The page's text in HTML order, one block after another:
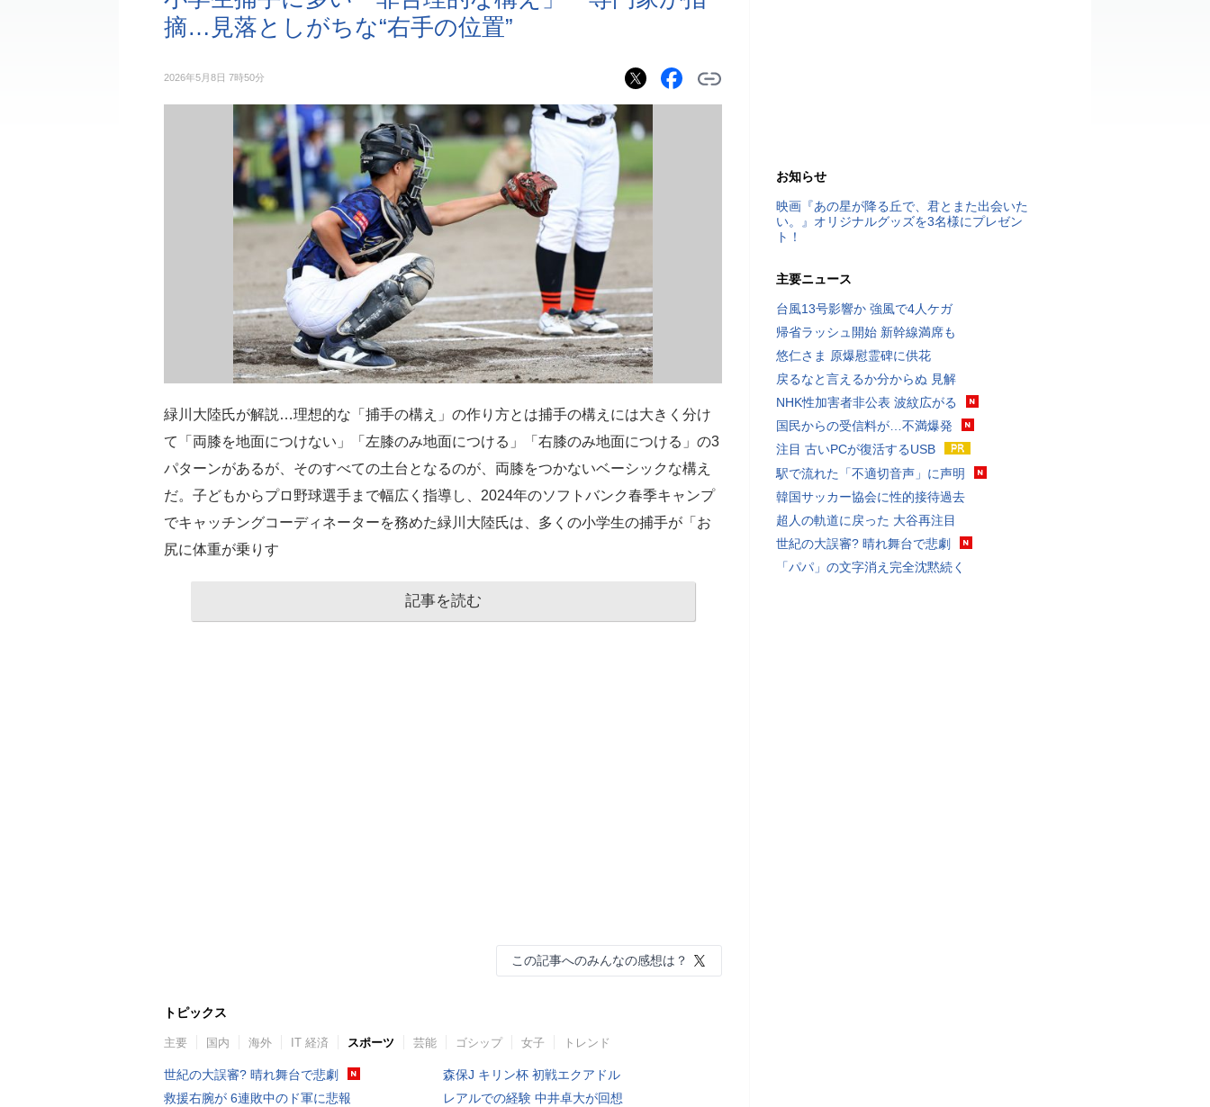
摘…見落としがちな“右手の位置”
2026年5月8日 7時50分
緑川大陸氏が解説…理想的な「捕手の構え」の作り方とは捕手の構えには大きく分け
て「両膝を地面につけない」「左膝のみ地面につける」「右膝のみ地面につける」の3
パターンがあるが、そのすべての土台となるのが、両膝をつかないベーシックな構え
だ。子どもからプロ野球選手まで幅広く指導し、2024年のソフトバンク春季キャンプ
でキャッチングコーディネーターを務めた緑川大陸氏は、多くの小学生の捕手が「お
尻に体重が乗りす
記事を読む
この記事へのみんなの感想は？
トピックス
主要 国内 海外 IT 経済 スポーツ 芸能 ゴシップ 女子 トレンド
世紀の大誤審? 晴れ舞台で悲劇
救援右腕が 6連敗中のド軍に悲報
森保J キリン杯 初戦エクアドル
レアルでの経験 中井卓大が回想
お知らせ
映画『あの星が降る丘で、君とまた出会いた
い。』オリジナルグッズを3名様にプレゼン
ト！
主要ニュース
台風13号影響か 強風で4人ケガ
帰省ラッシュ開始 新幹線満席も
悠仁さま 原爆慰霊碑に供花
戻るなと言えるか分からぬ 見解
NHK性加害者非公表 波紋広がる
国民からの受信料が…不満爆発
注目 古いPCが復活するUSB
駅で流れた「不適切音声」に声明
韓国サッカー協会に性的接待過去
超人の軌道に戻った 大谷再注目
世紀の大誤審? 晴れ舞台で悲劇
「パパ」の文字消え完全沈黙続く